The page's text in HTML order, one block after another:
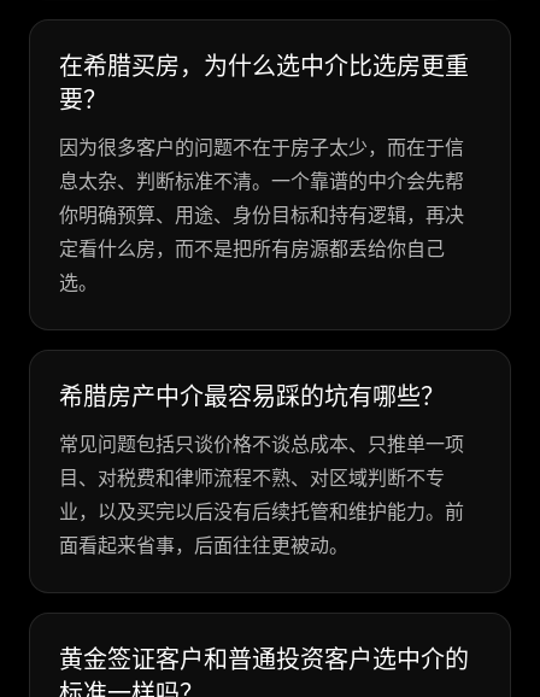
在希腊买房，为什么选中介比选房更重
要？
因为很多客户的问题不在于房子太少，而在于信
息太杂、判断标准不清。一个靠谱的中介会先帮
你明确预算、用途、身份目标和持有逻辑，再决
定看什么房，而不是把所有房源都丢给你自己
选。
希腊房产中介最容易踩的坑有哪些？
常见问题包括只谈价格不谈总成本、只推单一项
目、对税费和律师流程不熟、对区域判断不专
业，以及买完以后没有后续托管和维护能力。前
面看起来省事，后面往往更被动。
黄金签证客户和普通投资客户选中介的